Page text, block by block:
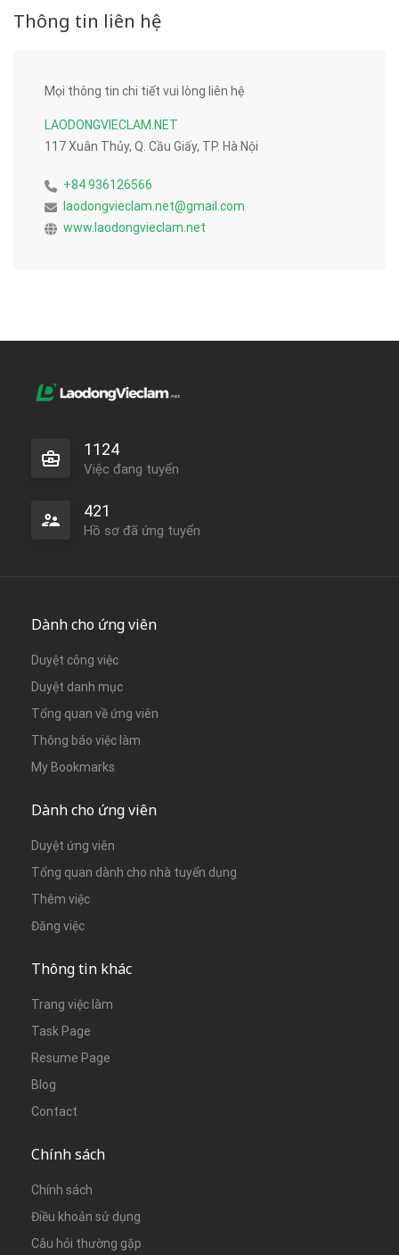
Thông tin liên hệ
Mọi thông tin chi tiết vui lòng liên hệ
LAODONGVIECLAM.NET
117 Xuân Thủy, Q. Cầu Giấy, TP. Hà Nội
+84 936126566
laodongvieclam.net@gmail.com
www.laodongvieclam.net
1124
Việc đang tuyển
421
Hồ sơ đã ứng tuyển
Dành cho ứng viên
Duyệt công việc
Duyệt danh mục
Tổng quan về ứng viên
Thông báo việc làm
My Bookmarks
Dành cho ứng viên
Duyệt ứng viên
Tổng quan dành cho nhà tuyển dụng
Thêm việc
Đăng việc
Thông tin khác
Trang việc làm
Task Page
Resume Page
Blog
Contact
Chính sách
Chính sách
Điều khoản sử dụng
Câu hỏi thường gặp